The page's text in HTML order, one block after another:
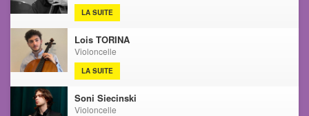
LA SUITE
Lois TORINA
Violoncelle
LA SUITE
Soni Siecinski
Violoncelle